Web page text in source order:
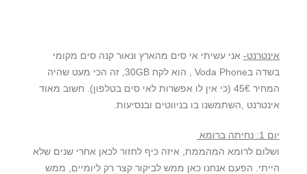
אינטרנט- אני עשיתי אי סים מהארץ ונאור קנה סים מקומי
בשדה בVoda Phone , הוא לקח 30GB, זה הכי מעט שהיה
המחיר 45€ (כי אין לו אפשרות לאי סים בטלפון). חשוב מאוד
אינטרנט ,השתמשנו בו בניווטים ובנסיעות.
יום 1: נחיתה ברומא
ושלום לרומא המהממת, איזה כיף לחזור לכאן אחרי שנים שלא
הייתי. הפעם אנחנו כאן ממש לביקור קצר רק ליומיים, ממש